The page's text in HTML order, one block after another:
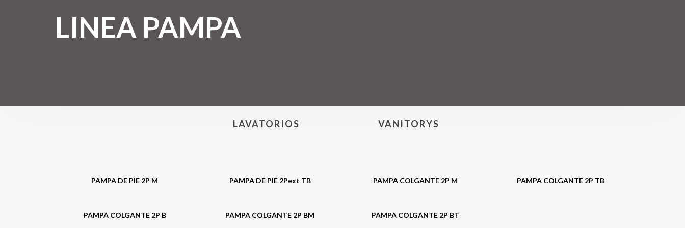
LINEA PAMPA
LAVATORIOS VANITORYS
PAMPA DE PIE 2P M PAMPA DE PIE 2Pext TB PAMPA COLGANTE 2P M PAMPA COLGANTE 2P TB
PAMPA COLGANTE 2P B PAMPA COLGANTE 2P BM PAMPA COLGANTE 2P BT